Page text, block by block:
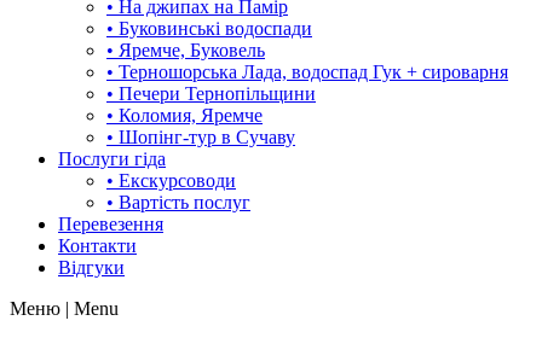
• На джипах на Памір
• Буковинські водоспади
• Яремче, Буковель
• Терношорська Лада, водоспад Гук + сироварня
• Печери Тернопільщини
• Коломия, Яремче
• Шопінг-тур в Сучаву
Послуги гіда
• Екскурсоводи
• Вартість послуг
Перевезення
Контакти
Відгуки
Меню | Menu